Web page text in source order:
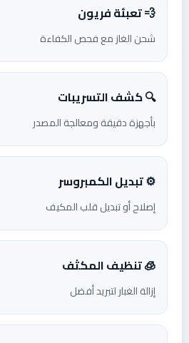
💨 تعبئة فريون
شحن الغاز مع فحص الكفاءة
🔍 كشف التسريبات
بأجهزة دقيقة ومعالجة المصدر
⚙️ تبديل الكمبروسر
إصلاح أو تبديل قلب المكيف
🧊 تنظيف المكثف
إزالة الغبار لتبريد أفضل